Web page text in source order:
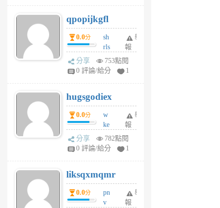
6
個
月
前
qpopijkgfl
0.0分
sh
rls
k
m
6
個
月
前
舉
報
分享
753點閱
0 評論/給分
1
hugsgodiex
0.0分
w
ke
rv
pj
6
個
月
前
舉
報
分享
782點閱
0 評論/給分
1
liksqxmqmr
0.0分
pn
v
舉
報